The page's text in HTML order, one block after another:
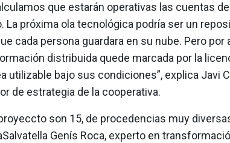
que estarán operativas las cuentas
La próxima ola tecnológica podría ser un
cada persona guardara en su nube. Pero por
distribuida quede marcada por la
utilizable bajo sus condiciones”, explica Javi
de estrategia de la cooperativa.
son 15, de procedencias muy
Genís Roca, experto en